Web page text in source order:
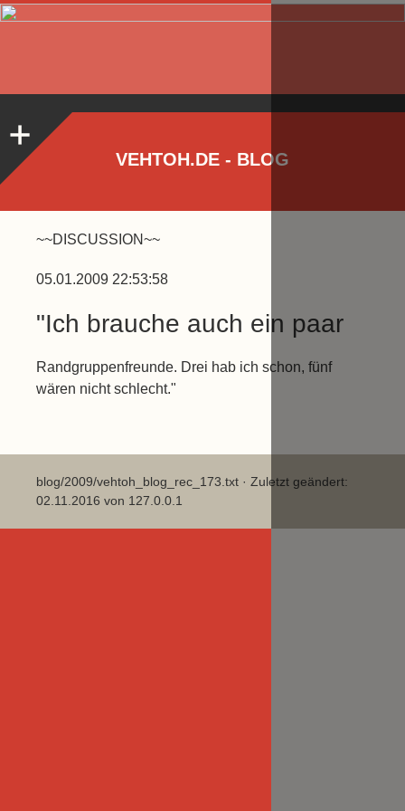
VEHTOH.DE - BLOG
~~DISCUSSION~~
05.01.2009 22:53:58
"Ich brauche auch ein paar
Randgruppenfreunde. Drei hab ich schon, fünf
wären nicht schlecht."
blog/2009/vehtoh_blog_rec_173.txt · Zuletzt geändert:
02.11.2016 von 127.0.0.1